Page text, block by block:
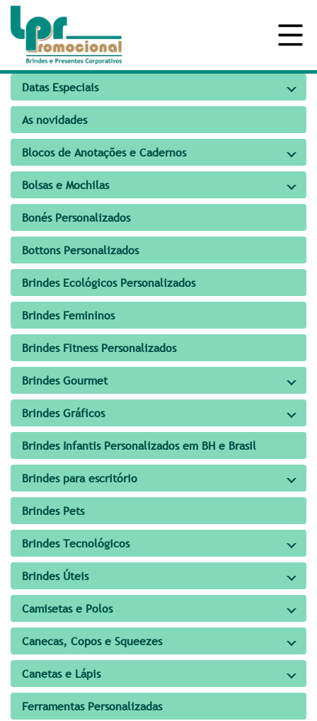
Datas Especiais
As novidades
Blocos de Anotações e Cadernos
Bolsas e Mochilas
Bonés Personalizados
Bottons Personalizados
Brindes Ecológicos Personalizados
Brindes Femininos
Brindes Fitness Personalizados
Brindes Gourmet
Brindes Gráficos
Brindes Infantis Personalizados em BH e Brasil
Brindes para escritório
Brindes Pets
Brindes Tecnológicos
Brindes Úteis
Camisetas e Polos
Canecas, Copos e Squeezes
Canetas e Lápis
Ferramentas Personalizadas